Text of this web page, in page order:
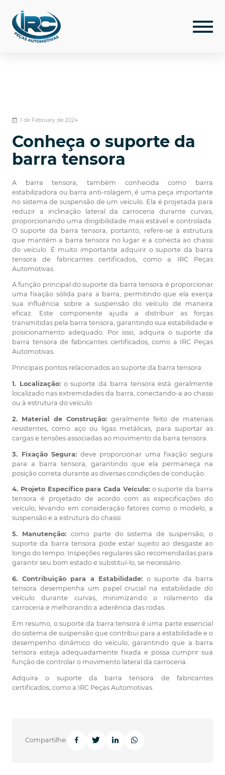
1 de February de 2024
Conheça o suporte da
barra tensora
A barra tensora, também conhecida como barra
estabilizadora ou barra anti-rolagem, é uma peça importante
no sistema de suspensão de um veículo. Ela é projetada para
reduzir a inclinação lateral da carroceria durante curvas,
proporcionando uma dirigibilidade mais estável e controlada.
O suporte da barra tensora, portanto, refere-se à estrutura
que mantém a barra tensora no lugar e a conecta ao chassi
do veículo. É muito importante adquirir o suporte da barra
tensora de fabricantes certificados, como a IRC Peças
Automotivas.
A função principal do suporte da barra tensora é proporcionar
uma fixação sólida para a barra, permitindo que ela exerça
sua influência sobre a suspensão do veículo de maneira
eficaz. Este componente ajuda a distribuir as forças
transmitidas pela barra tensora, garantindo sua estabilidade e
posicionamento adequado. Por isso, adquira o suporte da
barra tensora de fabricantes certificados, como a IRC Peças
Automotivas.
Principais pontos relacionados ao suporte da barra tensora:
1. Localização:o suporte da barra tensora está geralmente
localizado nas extremidades da barra, conectando-a ao chassi
ou à estrutura do veículo.
2. Material de Construção: geralmente feito de materiais
resistentes, como aço ou ligas metálicas, para suportar as
cargas e tensões associadas ao movimento da barra tensora.
3. Fixação Segura: deve proporcionar uma fixação segura
para a barra tensora, garantindo que ela permaneça na
posição correta durante as diversas condições de condução.
4. Projeto Específico para Cada Veículo: o suporte da barra
tensora é projetado de acordo com as especificações do
veículo, levando em consideração fatores como o modelo, a
suspensão e a estrutura do chassi.
5. Manutenção: como parte do sistema de suspensão, o
suporte da barra tensora pode estar sujeito ao desgaste ao
longo do tempo. Inspeções regulares são recomendadas para
garantir seu bom estado e substituí-lo, se necessário.
6. Contribuição para a Estabilidade: o suporte da barra
tensora desempenha um papel crucial na estabilidade do
veículo durante curvas, minimizando o rolamento da
carroceria e melhorando a aderência das rodas.
Em resumo, o suporte da barra tensora é uma parte essencial
do sistema de suspensão que contribui para a estabilidade e o
desempenho dinâmico do veículo, garantindo que a barra
tensora esteja adequadamente fixada e possa cumprir sua
função de controlar o movimento lateral da carroceria.
Adquira o suporte da barra tensora de fabricantes
certificados, como a IRC Peças Automotivas.
Compartilhe: